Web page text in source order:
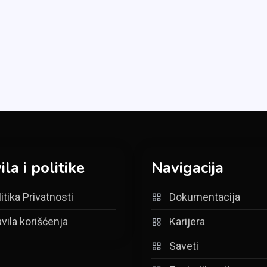
i politike
Privatnosti
korišćenja
Navigacija
Dokumentacija
Karijera
Saveti